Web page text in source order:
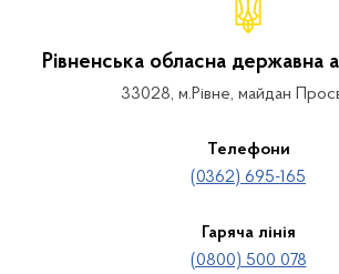
Рівненська обласна державна
33028, м.Рівне, майдан
Телефони
(0362) 695-165
Гаряча лінія
(0800) 500 078